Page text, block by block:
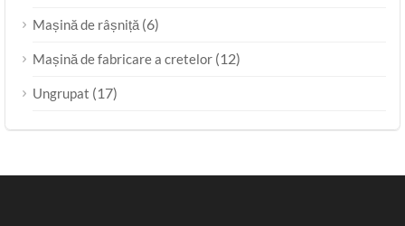
Mașină de râșniță (6)
Mașină de fabricare a cretelor (12)
Ungrupat (17)